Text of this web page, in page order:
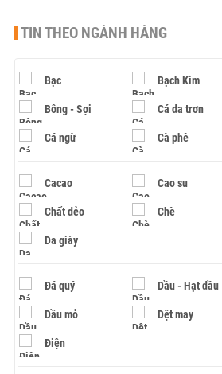
TIN THEO NGÀNH HÀNG
Bạc Bạch Kim
Bông - Sợi Cá da trơn
Cá ngừ Cà phê
Cacao Cao su
Chất dẻo Chè
Da giày
Đá quý Dầu - Hạt dầu
Dầu mỏ Dệt may
Điện